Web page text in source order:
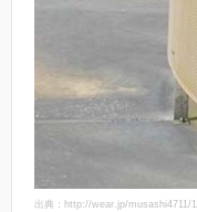
出典：http://wear.jp/musashi4711/